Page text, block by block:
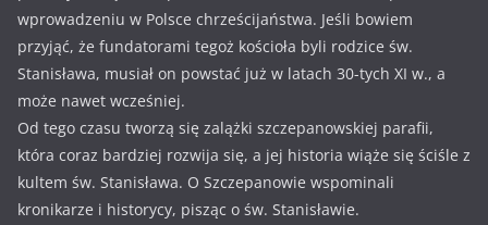
wprowadzeniu w Polsce chrześcijaństwa. Jeśli bowiem
przyjąć, że fundatorami tegoż kościoła byli rodzice św.
Stanisława, musiał on powstać już w latach 30-tych XI w., a
może nawet wcześniej.
Od tego czasu tworzą się zalążki szczepanowskiej parafii,
która coraz bardziej rozwija się, a jej historia wiąże się ściśle z
kultem św. Stanisława. O Szczepanowie wspominali
kronikarze i historycy, pisząc o św. Stanisławie.